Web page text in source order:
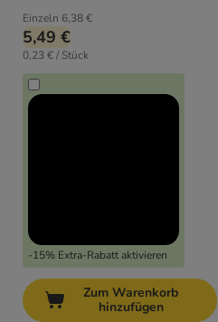
Einzeln 6,38 €
5,49 €
0,23 € / Stück
-15% Extra-Rabatt aktivieren
Zum Warenkorb
hinzufügen